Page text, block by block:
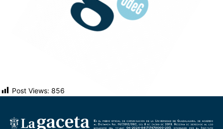
Post Views: 856